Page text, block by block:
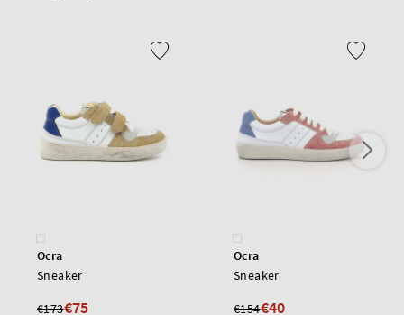
Ocra
Sneaker
€173€75
Ocra
Sneaker
€154€40